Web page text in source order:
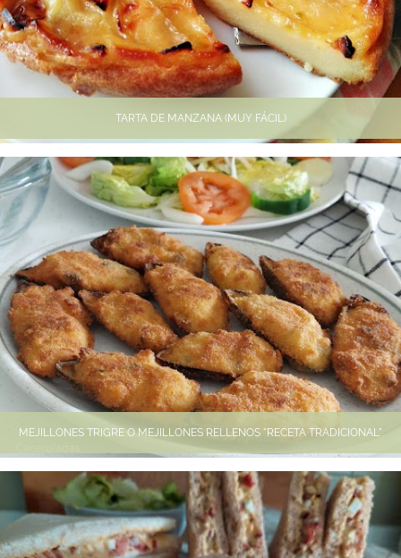
TARTA DE MANZANA (MUY FÁCIL)
MEJILLONES TRIGRE O MEJILLONES RELLENOS "RECETA TRADICIONAL"